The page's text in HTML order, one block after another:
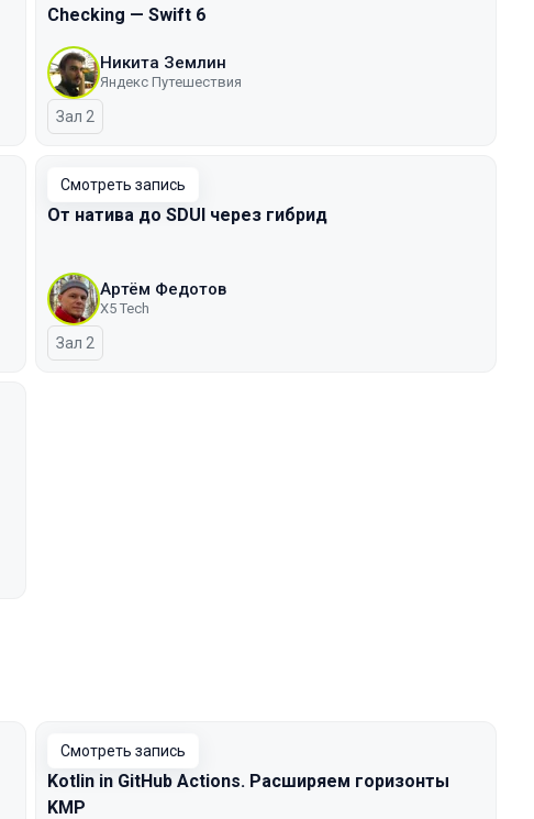
Checking — Swift 6
Никита Землин
Яндекс Путешествия
Зал 2
Смотреть запись
От натива до SDUI через гибрид
Артём Федотов
X5 Tech
Зал 2
Смотреть запись
Kotlin in GitHub Actions. Расширяем горизонты
KMP